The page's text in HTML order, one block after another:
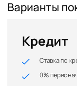
Варианты
Кредит
Ставка по
0%